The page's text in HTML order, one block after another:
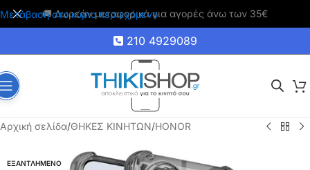
Μετάβαση στο κύριο περιεχόμενο
🚚 Δωρεάν μεταφορικά για αγορές άνω των 35€
210 4929089
Αρχική σελίδα/ΘΗΚΕΣ ΚΙΝΗΤΩΝ/HONOR
ΕΞΑΝΤΛΗΜΕΝΟ